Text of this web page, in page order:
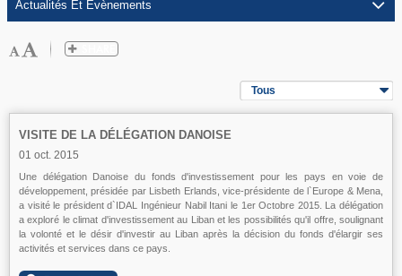
Tous
VISITE DE LA DÉLÉGATION DANOISE
01 oct. 2015
Une délégation Danoise du fonds d'investissement pour les pays en voie de
développement, présidée par Lisbeth Erlands, vice-présidente de l`Europe & Mena,
a visité le président d`IDAL Ingénieur Nabil Itani le 1er Octobre 2015. La délégation
a exploré le climat d'investissement au Liban et les possibilités qu'il offre, soulignant
la volonté et le désir d'investir au Liban après la décision du fonds d'élargir ses
activités et services dans ce pays.